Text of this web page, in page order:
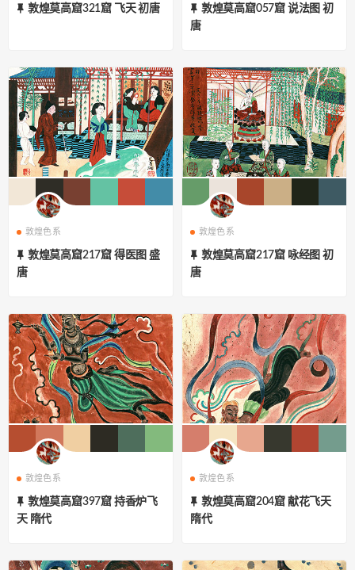
敦煌莫高窟321窟 飞天 初唐
敦煌莫高窟057窟 说法图 初
唐
敦煌色系
敦煌莫高窟217窟 得医图 盛
唐
敦煌色系
敦煌莫高窟217窟 咏经图 初
唐
敦煌色系
敦煌莫高窟397窟 持香炉飞
天 隋代
敦煌色系
敦煌莫高窟204窟 献花飞天
隋代